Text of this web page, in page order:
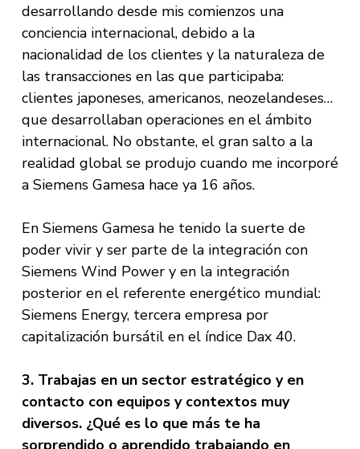
desarrollando desde mis comienzos una
conciencia internacional, debido a la
nacionalidad de los clientes y la naturaleza de
las transacciones en las que participaba:
clientes japoneses, americanos, neozelandeses…
que desarrollaban operaciones en el ámbito
internacional. No obstante, el gran salto a la
realidad global se produjo cuando me incorporé
a Siemens Gamesa hace ya 16 años.
En Siemens Gamesa he tenido la suerte de
poder vivir y ser parte de la integración con
Siemens Wind Power y en la integración
posterior en el referente energético mundial:
Siemens Energy, tercera empresa por
capitalización bursátil en el índice Dax 40.
3. Trabajas en un sector estratégico y en
contacto con equipos y contextos muy
diversos. ¿Qué es lo que más te ha
sorprendido o aprendido trabajando en